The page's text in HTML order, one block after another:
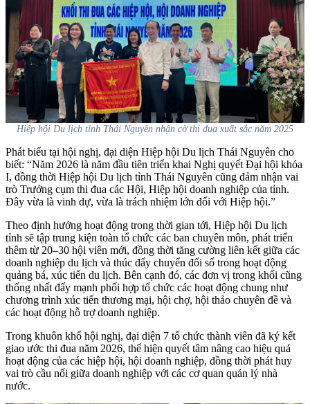
Hiệp hội Du lịch tỉnh Thái Nguyên nhận cờ thi đua xuất sắc năm 2025
Phát biểu tại hội nghị, đại diện Hiệp hội Du lịch Thái Nguyên cho
biết: “Năm 2026 là năm đầu tiên triển khai Nghị quyết Đại hội khóa
I, đồng thời Hiệp hội Du lịch tỉnh Thái Nguyên cũng đảm nhận vai
trò Trưởng cụm thi đua các Hội, Hiệp hội doanh nghiệp của tỉnh.
Đây vừa là vinh dự, vừa là trách nhiệm lớn đối với Hiệp hội.”
Theo định hướng hoạt động trong thời gian tới, Hiệp hội Du lịch
tỉnh sẽ tập trung kiện toàn tổ chức các ban chuyên môn, phát triển
thêm từ 20–30 hội viên mới, đồng thời tăng cường liên kết giữa các
doanh nghiệp du lịch và thúc đẩy chuyển đổi số trong hoạt động
quảng bá, xúc tiến du lịch. Bên cạnh đó, các đơn vị trong khối cũng
thống nhất đẩy mạnh phối hợp tổ chức các hoạt động chung như
chương trình xúc tiến thương mại, hội chợ, hội thảo chuyên đề và
các hoạt động hỗ trợ doanh nghiệp.
Trong khuôn khổ hội nghị, đại diện 7 tổ chức thành viên đã ký kết
giao ước thi đua năm 2026, thể hiện quyết tâm nâng cao hiệu quả
hoạt động của các hiệp hội, hội doanh nghiệp, đồng thời phát huy
vai trò cầu nối giữa doanh nghiệp với các cơ quan quản lý nhà
nước.